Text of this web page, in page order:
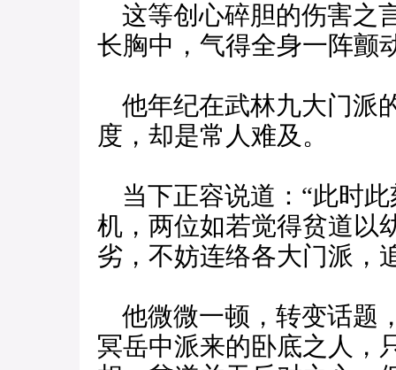
这等创心碎胆的伤害之
长胸中，气得全身一阵颤
他年纪在武林九大门派
度，却是常人难及。
当下正容说道：“此时
机，两位如若觉得贫道以
劣，不妨连络各大门派
他微微一顿，转变话题
冥岳中派来的卧底之人，